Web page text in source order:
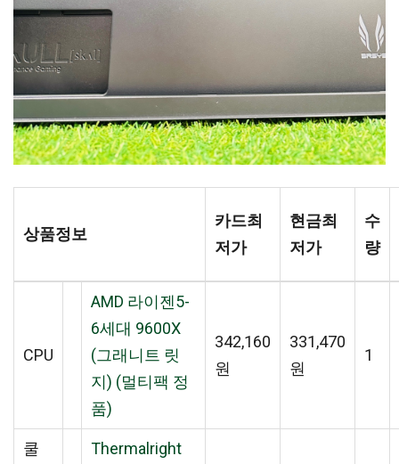
상품정보
카드최
저가
현금최
저가
수
량
CPU
AMD 라이젠5-
6세대 9600X
(그래니트 릿
지) (멀티팩 정
품)
342,160
원
331,470
원
1
쿨
Thermalright